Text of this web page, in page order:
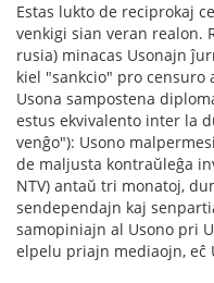
Estas lukto de reciprokaj
venkigi sian veran realon.
rusia) minacas Usonajn
kiel "sankcio" pro censuro
Usona sampostena
estus ekvivalento inter la
venĝo"): Usono
de maljusta kontraŭleĝa
NTV) antaŭ tri monatoj,
sendependajn kaj
samopiniajn al Usono pri
elpelu priajn mediaojn, eĉ